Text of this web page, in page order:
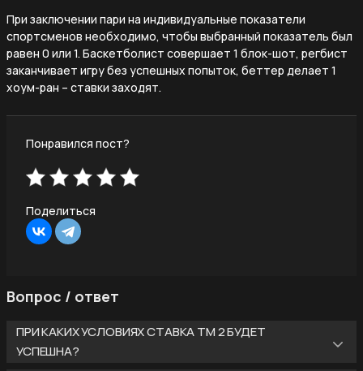
При заключении пари на индивидуальные показатели
спортсменов необходимо, чтобы выбранный показатель был
равен 0 или 1. Баскетболист совершает 1 блок-шот, регбист
заканчивает игру без успешных попыток, беттер делает 1
хоум-ран – ставки заходят.
Понравился пост?
Поделиться
Вопрос / ответ
ПРИ КАКИХ УСЛОВИЯХ СТАВКА ТМ 2 БУДЕТ
УСПЕШНА?